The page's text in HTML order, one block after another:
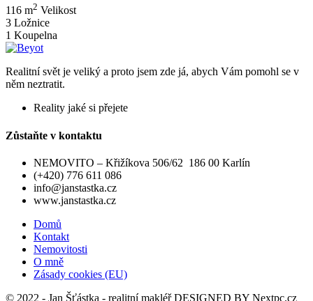
116 m2 Velikost
3 Ložnice
1 Koupelna
Realitní svět je veliký a proto jsem zde já, abych Vám pomohl se v
něm neztratit.
Reality jaké si přejete
Zůstaňte v kontaktu
NEMOVITO – Křižíkova 506/62 186 00 Karlín
(+420) 776 611 086
info@janstastka.cz
www.janstastka.cz
Domů
Kontakt
Nemovitosti
O mně
Zásady cookies (EU)
© 2022 - Jan Šťástka - realitní makléř DESIGNED BY Nextpc.cz